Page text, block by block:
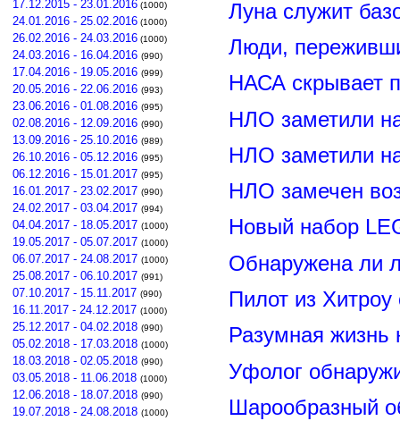
17.12.2015 - 23.01.2016 (1000)
24.01.2016 - 25.02.2016 (1000)
26.02.2016 - 24.03.2016 (1000)
24.03.2016 - 16.04.2016 (990)
17.04.2016 - 19.05.2016 (999)
20.05.2016 - 22.06.2016 (993)
23.06.2016 - 01.08.2016 (995)
02.08.2016 - 12.09.2016 (990)
13.09.2016 - 25.10.2016 (989)
26.10.2016 - 05.12.2016 (995)
06.12.2016 - 15.01.2017 (995)
16.01.2017 - 23.02.2017 (990)
24.02.2017 - 03.04.2017 (994)
04.04.2017 - 18.05.2017 (1000)
19.05.2017 - 05.07.2017 (1000)
06.07.2017 - 24.08.2017 (1000)
25.08.2017 - 06.10.2017 (991)
07.10.2017 - 15.11.2017 (990)
16.11.2017 - 24.12.2017 (1000)
25.12.2017 - 04.02.2018 (990)
05.02.2018 - 17.03.2018 (1000)
18.03.2018 - 02.05.2018 (990)
03.05.2018 - 11.06.2018 (1000)
12.06.2018 - 18.07.2018 (990)
19.07.2018 - 24.08.2018 (1000)
Луна служит
Люди,
НАСА скрывает
НЛО заметили
НЛО заметили
НЛО замечен
Новый набор
Обнаружена ли
Пилот из
Разумная
Уфолог
Шарообразный